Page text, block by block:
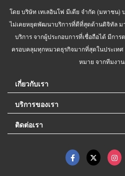
โดย บริษัท เทเลอินโฟ มีเดีย จำกัด (มหาชน)
ไม่เคยหยุดพัฒนาบริการที่ดีที่สุดด้านดิจิทัล ม
บริการ จากผู้ประกอบการที่เชื่อถือได้ มีกา
ครอบคลุมทุกหมวดธุรกิจมากที่สุดในประเท
หมาย จากทีมงา
เกี่ยวกับเรา
บริการของเรา
ติดต่อเรา